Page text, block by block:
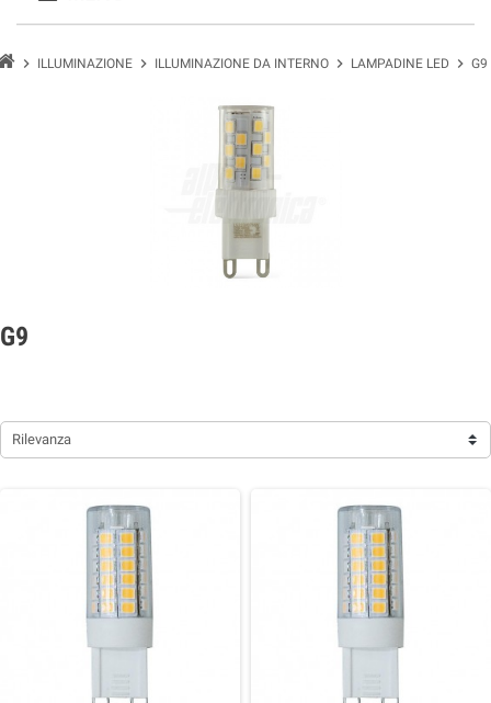
chevron_right ILLUMINAZIONE chevron_right ILLUMINAZIONE DA INTERNO chevron_right LAMPADINE LED chevron_right G9
G9
Rilevanza